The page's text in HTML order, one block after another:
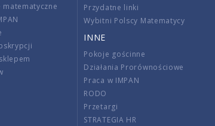
Przydatne linki
Wybitni Polscy Matematycy
INNE
Pokoje gościnne
Działania Prorównościowe
Praca w IMPAN
RODO
Przetargi
STRATEGIA HR